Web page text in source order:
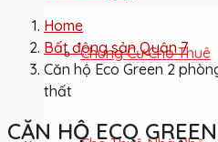
Chung Cư Cho Thuê
Home
Bất động sản Quận 7
Căn hộ Eco Green 2
thất
CĂN HỘ ECO